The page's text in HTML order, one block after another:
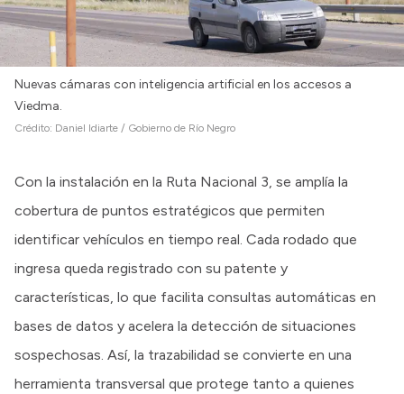
Nuevas cámaras con inteligencia artificial en los accesos a
Viedma.
Crédito: Daniel Idiarte / Gobierno de Río Negro
Con la instalación en la Ruta Nacional 3, se amplía la
cobertura de puntos estratégicos que permiten
identificar vehículos en tiempo real. Cada rodado que
ingresa queda registrado con su patente y
características, lo que facilita consultas automáticas en
bases de datos y acelera la detección de situaciones
sospechosas. Así, la trazabilidad se convierte en una
herramienta transversal que protege tanto a quienes